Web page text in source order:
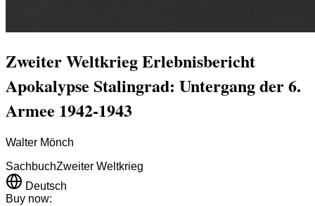
Zweiter Weltkrieg Erlebnisbericht
Apokalypse Stalingrad: Untergang der 6.
Armee 1942-1943
Walter Mönch
SachbuchZweiter Weltkrieg
Deutsch
Buy now: